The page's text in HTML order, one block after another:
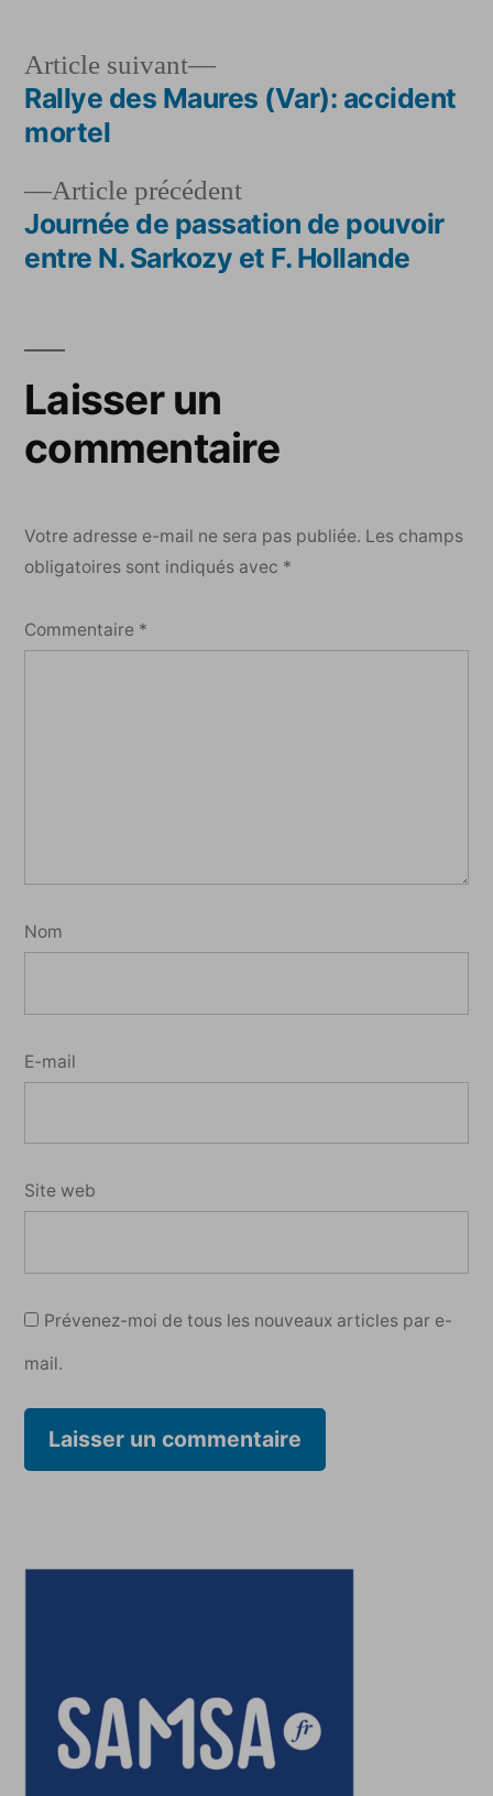
Navigation
l’article
Article précédentArticle
précédent :
Journée de passation de pouvoir
entre N. Sarkozy et F. Hollande
Article suivant
Article
suivant :
Rallye des Maures (Var): accident
mortel
Laisser un
commentaire
Votre adresse e-mail ne sera pas publiée. Les champs
obligatoires sont indiqués avec *
Commentaire *
Nom
E-mail
Site web
Prévenez-moi de tous les nouveaux articles par e-
mail.